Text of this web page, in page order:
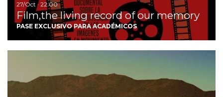
27/Oct · 22:00
Film,the living record of our memory
PASE EXCLUSIVO PARA ACADÉMICOS